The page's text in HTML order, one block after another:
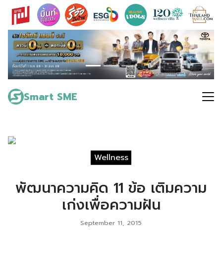
Skip
content
Smart SME
Search
for:
Wellness
พัฒนาความคิด 11 ข้อ เติมความ
เก่งเพื่อความฝัน
September 11, 2015